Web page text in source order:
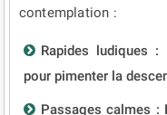
contemplation :
Rapides ludiques
pour pimenter la
Passages calmes :